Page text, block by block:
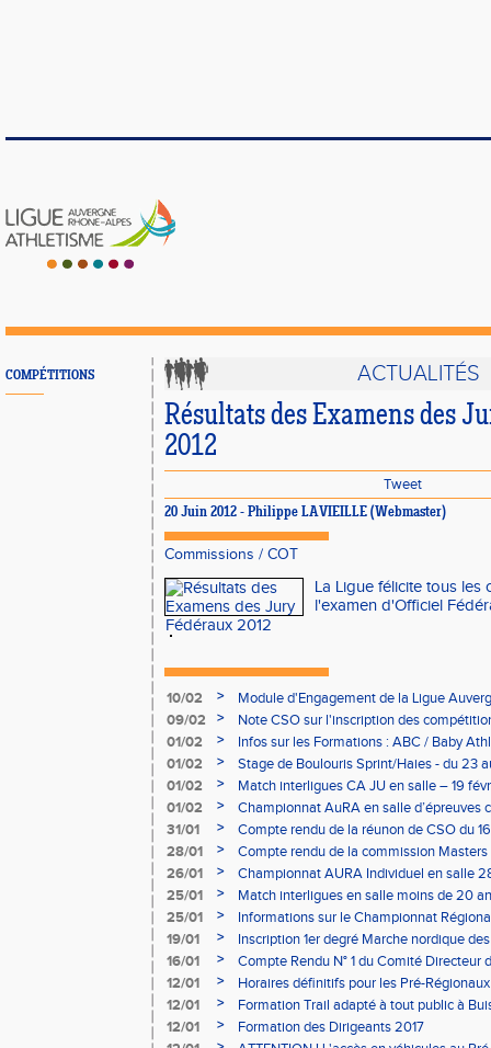
COMPÉTITIONS ACTUALITÉS
Résultats des Examens des
2012
Tweet
20 Juin 2012 - Philippe LAVIEILLE (Webmaster)
Commissions / COT
La Ligue félicite tous les
l'examen d'Officiel
10/02 >
Module d'Engagement de la Ligue
09/02
>
Note CSO sur l'inscription des
01/02
>
Infos sur les Formations : ABC / Baby
01/02
>
Stage de Boulouris Sprint/Haies - du 23
01/02
>
Match interligues CA JU en salle – 19
01/02
>
Championnat AuRA en salle d’épreuves
- le 12 février
31/01 >
Compte rendu de la réunon de CSO du
28/01
>
Compte rendu de la commission
à Bourgoin
26/01 >
Championnat AURA Individuel en salle
25/01
>
Match interligues en salle moins de 20
25/01
>
Informations sur le Championnat
05/02
19/01 >
Inscription 1er degré Marche nordique
03/02 (sous condition)
16/01 >
Compte Rendu N° 1 du Comité Directeur
12/01
>
Horaires définitifs pour les Pré-
Aubière
12/01 >
Formation Trail adapté à tout public à
12/01
>
Formation des Dirigeants 2017